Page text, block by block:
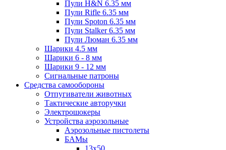
Пули H&N 6.35 мм
Пули Rifle 6.35 мм
Пули Spoton 6.35 мм
Пули Stalker 6.35 мм
Пули Люман 6.35 мм
Шарики 4.5 мм
Шарики 6 - 8 мм
Шарики 9 - 12 мм
Сигнальные патроны
Средства самообороны
Отпугиватели животных
Тактические авторучки
Электрошокеры
Устройства аэрозольные
Аэрозольные пистолеты
БАМы
13х50